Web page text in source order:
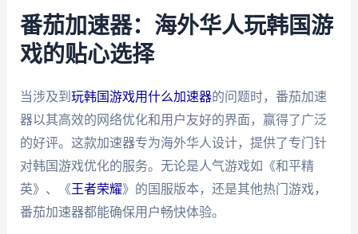
番茄加速器：海外华人玩韩国游
戏的贴心选择
当涉及到玩韩国游戏用什么加速器的问题时，番茄加速
器以其高效的网络优化和用户友好的界面，赢得了广泛
的好评。这款加速器专为海外华人设计，提供了专门针
对韩国游戏优化的服务。无论是人气游戏如《和平精
英》、《王者荣耀》的国服版本，还是其他热门游戏，
番茄加速器都能确保用户畅快体验。